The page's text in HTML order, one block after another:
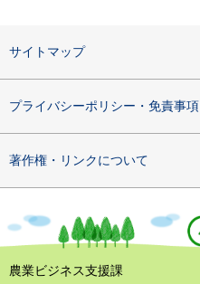
サイトマップ
プライバシーポリシー・免責事項
著作権・リンクについて
農業ビジネス支援課